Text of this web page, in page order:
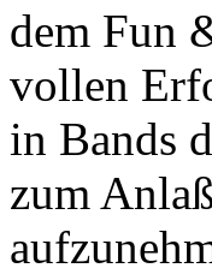
dem Fun
vollen
in Bands
zum